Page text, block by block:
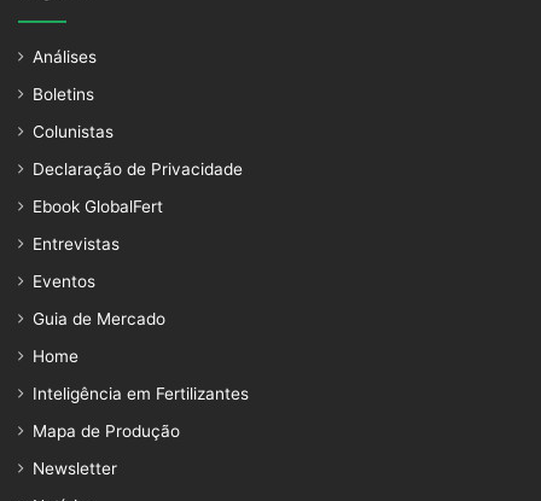
Análises
Boletins
Colunistas
Declaração de Privacidade
Ebook GlobalFert
Entrevistas
Eventos
Guia de Mercado
Home
Inteligência em Fertilizantes
Mapa de Produção
Newsletter